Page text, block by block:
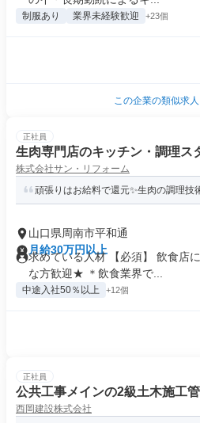
制服あり 業界未経験歓迎 +23個
この企業の類似求
正社員
生肉専門店のキッチン・調理ス
株式会社サン・リフォーム
頑張りはお給料で還元✨生肉の調理技
山口県周南市平和通
月給30万円以上
求めている人材 【必須】 飲食店
な方歓迎★ ＊飲食業界で...
中途入社50％以上 +12個
正社員
公共工事メインの2級土木施工
西岡建設株式会社